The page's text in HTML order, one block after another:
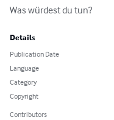
Was würdest du tun?
Details
Publication Date
Language
Category
Copyright
Contributors